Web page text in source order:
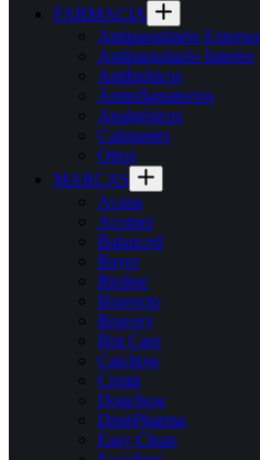
FARMACIA
Antiparasitario Externo
Antiparasitario Interno
Antibióticos
Antinflamatorios
Analgésicos
Calmantes
Otros
MARCAS
Acana
Acomer
Balanced
Bayer
Bioline
Bravecto
Bravery
Brit Care
Catchow
Cremi
Dogchow
DragPharma
Easy Clean